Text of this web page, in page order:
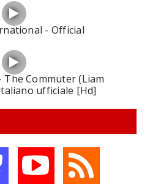
- Official
Commuter (Liam
ufficiale [Hd]